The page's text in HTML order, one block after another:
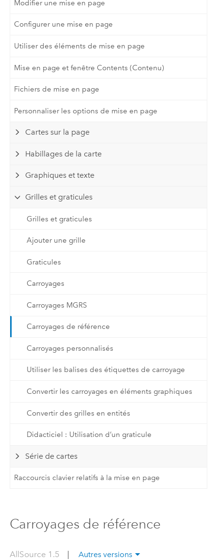
Modifier une mise en page
Configurer une mise en page
Utiliser des éléments de mise en page
Mise en page et fenêtre Contents (Contenu)
Fichiers de mise en page
Personnaliser les options de mise en page
Cartes sur la page
Habillages de la carte
Graphiques et texte
Grilles et graticules
Grilles et graticules
Ajouter une grille
Graticules
Carroyages
Carroyages MGRS
Carroyages de référence
Carroyages personnalisés
Utiliser les balises des étiquettes de carroyage
Convertir les carroyages en éléments graphiques
Convertir des grilles en entités
Didacticiel : Utilisation d’un graticule
Série de cartes
Raccourcis clavier relatifs à la mise en page
Carroyages de référence
AllSource 1.5 Autres versions